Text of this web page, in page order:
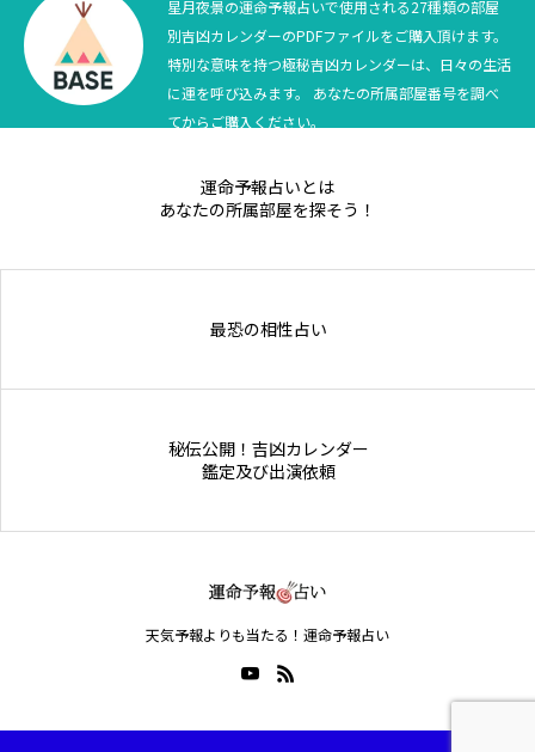
テニス四大大会・五輪
テニス四大大会・五輪
星月夜景の運命予報占いで使用される27種類の部屋
別吉凶カレンダーのPDFファイルをご購入頂けます。
特別な意味を持つ極秘吉凶カレンダーは、日々の生活
に運を呼び込みます。 あなたの所属部屋番号を調べ
てからご購入ください。
運命予報占いとは
あなたの所属部屋を探そう！
最恐の相性占い
秘伝公開！吉凶カレンダー
鑑定及び出演依頼
天気予報よりも当たる！運命予報占い